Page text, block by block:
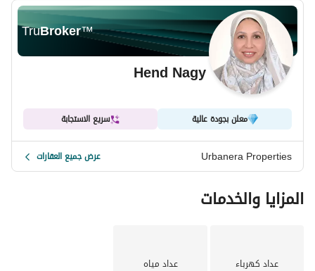
TruBroker™
Hend Nagy
معلن بجودة عالية سريع الاستجابة
Urbanera Properties عرض جميع العقارات
المزايا والخدمات
عداد كهرباء عداد مياه